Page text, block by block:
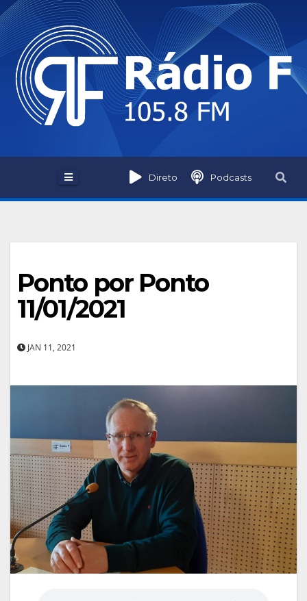
Skip
to
content
Direto Podcasts
Ponto por Ponto
11/01/2021
JAN 11, 2021